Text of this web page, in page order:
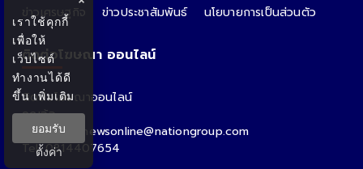
ข่าวเศรษฐกิจ
ข่าวประชาสัมพันธ์ นโยบายการเป็นส่วนตัว
ติดต่อโฆษณา ออนไลน์
ติดต่อโฆษณาออนไลน์
คุณอ้อ
Email : thainewsonline@nationgroup.com
Tel: 0814407654
เราใช้คุกกี้
เพื่อให้
เว็บไซต์
ทำงานได้ดี
ขึ้นเพิ่มเติม
ยอมรับ
ตั้งค่า